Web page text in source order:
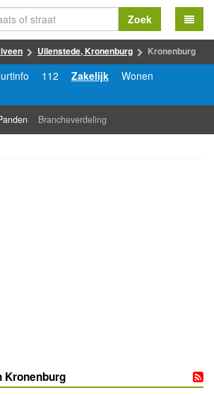
Zoek
Uilenstede, Kronenburg Kronenburg
112 Zakelijk
Wonen
Brancheverdeling
Kronenburg